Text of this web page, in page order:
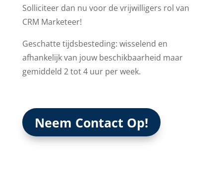
Solliciteer dan nu voor de vrijwilligers rol van
CRM Marketeer!
Geschatte tijdsbesteding: wisselend en
afhankelijk van jouw beschikbaarheid maar
gemiddeld 2 tot 4 uur per week.
Neem Contact Op!